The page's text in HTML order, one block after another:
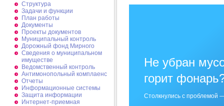
Структура
Задачи и функции
План работы
Документы
Проекты документов
Муниципальный контроль
Дорожный фонд Мирного
Cведения о муниципальном
имуществе
Ведомственный контроль
Антимонопольный комплаенс
Отчеты
Информационные системы
Защита информации
Интернет-приемная
Не убран
горит
Столкнулись с проблемой